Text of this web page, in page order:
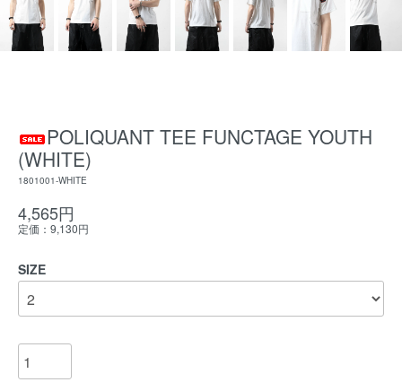
POLIQUANT TEE FUNCTAGE YOUTH
(WHITE)
1801001-WHITE
4,565円
定価：9,130円
SIZE